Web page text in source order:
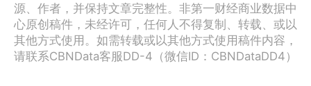
源、作者，并保持文章完整性。非第一财经商业数据中
心原创稿件，未经许可，任何人不得复制、转载、或以
其他方式使用。如需转载或以其他方式使用稿件内容，
请联系CBNData客服DD-4（微信ID：CBNDataDD4）